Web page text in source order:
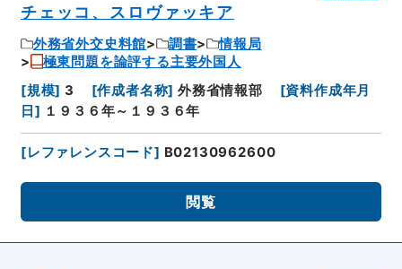
チェッコ、スロヴァッキア
外務省外交史料館 調書
情報局
極東問題を論評する主要外国人
[規模] 3 [作成者名称] 外務省情報部 [資料作成年月
日 ] １９３６年～１９３６年
[レファレンスコード] B02130962600
閲覧